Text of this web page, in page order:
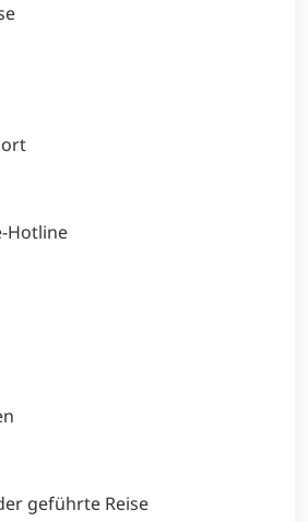
Hotline
geführte Reise